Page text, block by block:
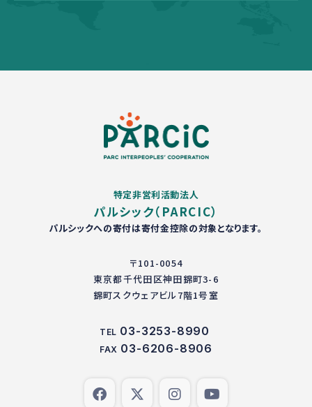
特定非営利活動法人
パルシック（PARCIC）
パルシックへの寄付は寄付金控除の対象となります。
〒101-0054
東京都千代田区神田錦町3-6
錦町スクウェアビル7階1号室
TEL 03-3253-8990
FAX 03-6206-8906